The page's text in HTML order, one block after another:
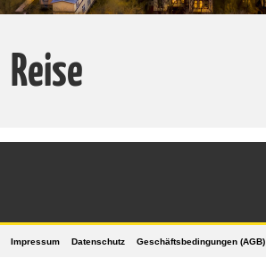
Reise
Impressum Datenschutz Geschäftsbedingungen (AGB)